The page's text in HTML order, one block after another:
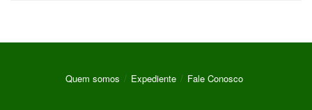
Quem somos Expediente Fale Conosco